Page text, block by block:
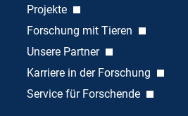
Projekte
Forschung mit Tieren
Unsere Partner
Karriere in der Forschung
Service für Forschende